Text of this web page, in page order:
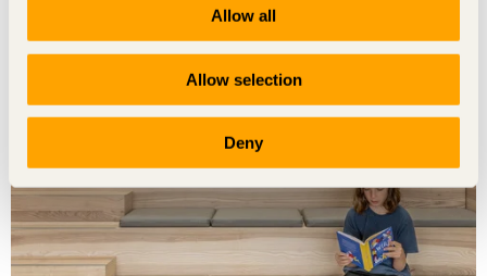
Allow all
Allow selection
Deny
Arktekten Shigeru Ban är närmast ofrånkomlig att nämna
när det kommer till bostäder för nödställda.